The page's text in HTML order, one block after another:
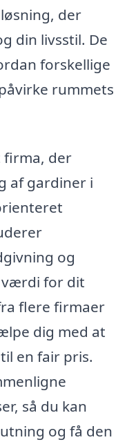
der
din livsstil. De
forskellige
rummets
firma, der
af gardiner i
og
værdi for dit
flere firmaer
dig med at
en fair pris.
så du kan
og få den